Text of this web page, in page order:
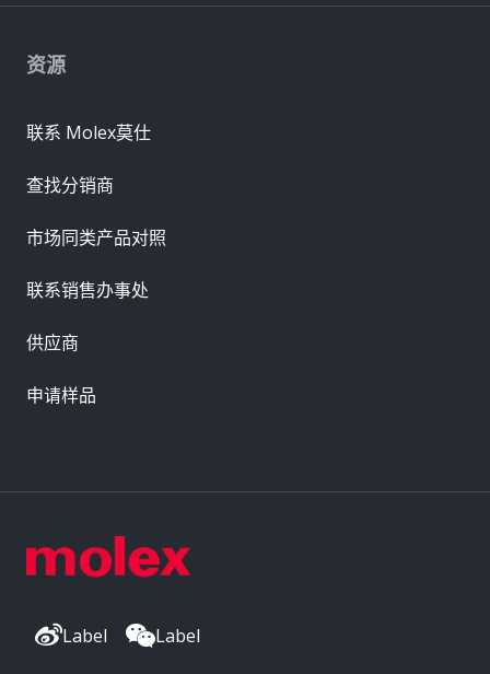
Label Label
资源
联系 Molex莫仕
查找分销商
市场同类产品对照
联系销售办事处
供应商
申请样品